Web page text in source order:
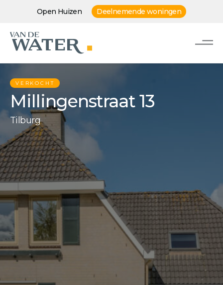
Open Huizen Deelnemende woningen
VERKOCHT
Millingenstraat 13
Tilburg